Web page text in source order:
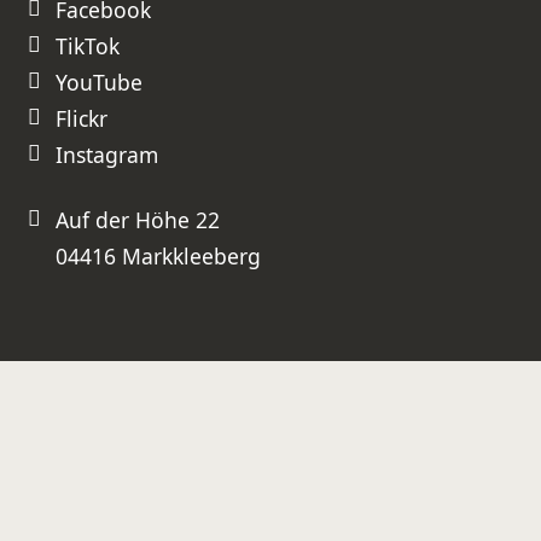
Auf der Höhe 22
04416 Markkleeberg
Facebook
TikTok
YouTube
Flickr
Instagram